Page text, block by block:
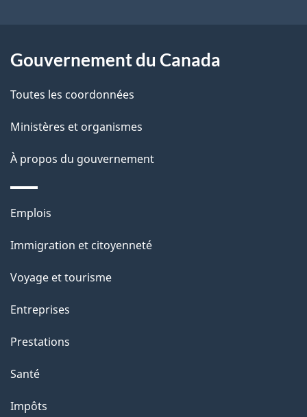
l
p
a
g
e
Gouvernement du Canada
Toutes les coordonnées
Ministères et organismes
À propos du gouvernement
Thèmes
sujets
Emplois
Immigration et citoyenneté
Voyage et tourisme
Entreprises
Prestations
Santé
Impôts